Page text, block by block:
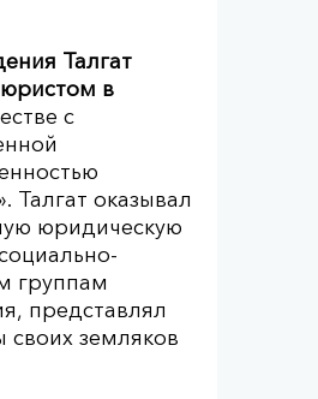
Талгат
в
с
Талгат оказывал
юридическую
группам
представлял
своих земляков